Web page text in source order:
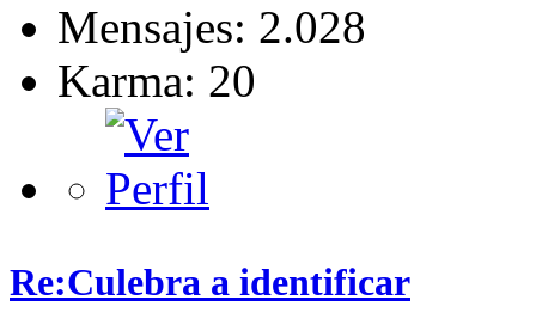
Mensajes: 2.028
Karma: 20
Re:Culebra a identificar